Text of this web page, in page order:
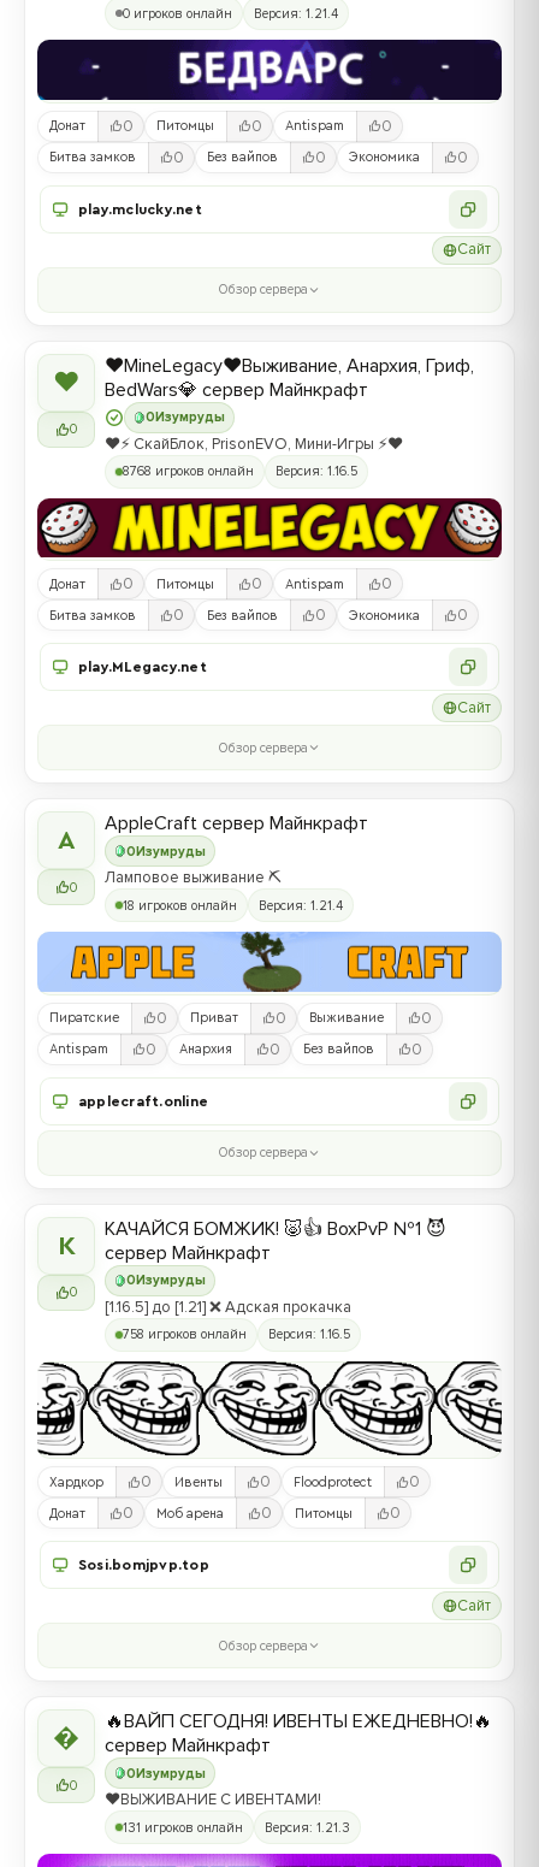
0 игроков онлайн Версия: 1.21.4
Донат 0 Питомцы 0 Antispam 0
Битва замков 0 Без вайпов 0 Экономика 0
play.mclucky.net
Сайт
Обзор сервера
❤
0
0 Изумруды
❤️MineLegacy❤️Выживание, Анархия, Гриф,
BedWars💎 сервер Майнкрафт
❤️⚡️ СкайБлок, PrisonEVO, Мини-Игры ⚡️❤️
8768 игроков онлайн Версия: 1.16.5
Донат 0 Питомцы 0 Antispam 0
Битва замков 0 Без вайпов 0 Экономика 0
play.MLegacy.net
Сайт
Обзор сервера
A
0
0Изумруды
AppleCraft сервер Майнкрафт
Ламповое выживание ⛏️
18 игроков онлайн Версия: 1.21.4
Пиратские 0 Приват 0 Выживание 0
Antispam 0 Анархия 0 Без вайпов 0
applecraft.online
Обзор сервера
К
0
0 Изумруды
КАЧАЙСЯ БОМЖИК! 🐷👍 BoxPvP №1 😈
сервер Майнкрафт
[1.16.5] до [1.21] ❌ Адская прокачка
758 игроков онлайн Версия: 1.16.5
Хардкор 0 Ивенты 0 Floodprotect 0
Донат 0 Моб арена 0 Питомцы 0
Sosi.bomjpvp.top
Сайт
Обзор сервера

0
0Изумруды
🔥ВАЙП СЕГОДНЯ! ИВЕНТЫ ЕЖЕДНЕВНО!🔥
сервер Майнкрафт
❤️ВЫЖИВАНИЕ С ИВЕНТАМИ!
131 игроков онлайн Версия: 1.21.3